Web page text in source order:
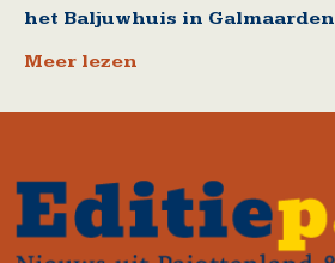
het Baljuwhuis in Galmaarden
Meer lezen